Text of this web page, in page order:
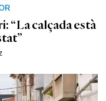
“La calçada està